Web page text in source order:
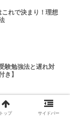
れで決まり！理想
験勉強法と遅れ対
き】
トップ サイドバー